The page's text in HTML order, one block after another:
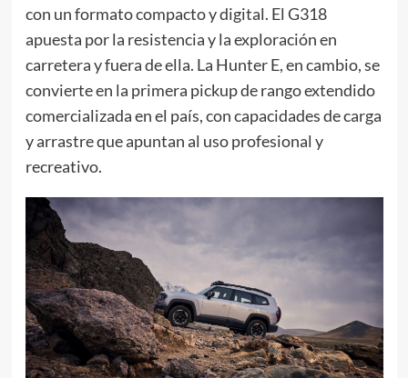
con un formato compacto y digital. El G318
apuesta por la resistencia y la exploración en
carretera y fuera de ella. La Hunter E, en cambio, se
convierte en la primera pickup de rango extendido
comercializada en el país, con capacidades de carga
y arrastre que apuntan al uso profesional y
recreativo.